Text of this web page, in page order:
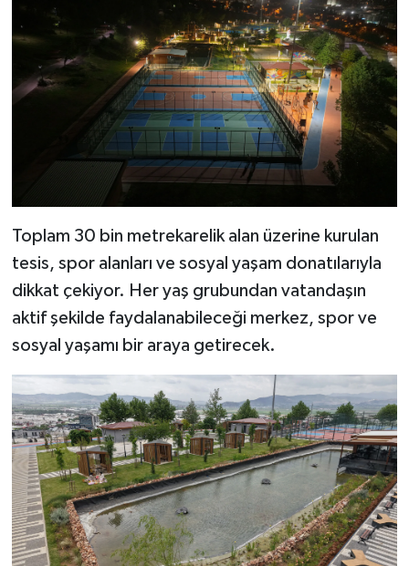
Toplam 30 bin metrekarelik alan üzerine kurulan
tesis, spor alanları ve sosyal yaşam donatılarıyla
dikkat çekiyor. Her yaş grubundan vatandaşın
aktif şekilde faydalanabileceği merkez, spor ve
sosyal yaşamı bir araya getirecek.
Yemek
SİVİL TOPLUM
SEÇİM 2014
KİM KİMDİR
KİTAP
HEDEF2020
MİZAH
TARİH
Genel
Politika